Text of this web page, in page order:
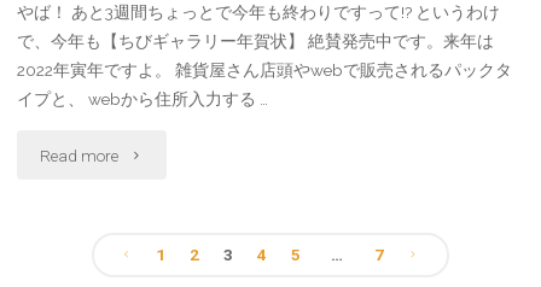
売
カ
レ
ン
ダ
と
やば！ あと3週間ちょっとで今年も終わりですって!? というわけ
で、今年も【ちびギャラリー年賀状】 絶賛発売中です。来年は
2022年寅年ですよ。 雑貨屋さん店頭やwebで販売されるパックタ
イプと、 webから住所入力する …
Read more "2022
寅 1 2 3 4 5 … 7